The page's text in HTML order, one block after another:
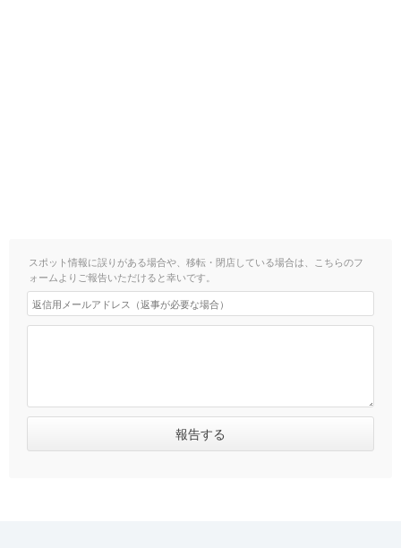
スポット情報に誤りがある場合や、移転・閉店している場合は、こちらのフ
ォームよりご報告いただけると幸いです。